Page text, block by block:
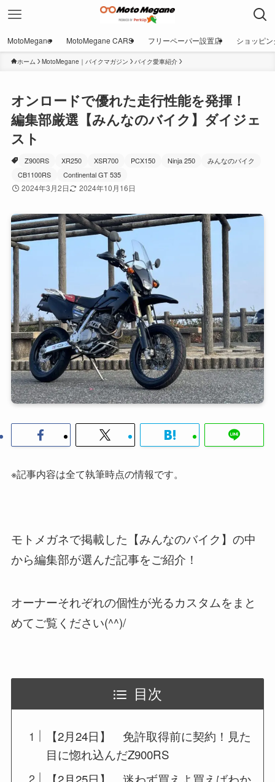
MotoMegane MotoMegane CARS フリーペーパー設置店 ショッピン
ホーム MotoMegane｜バイクマガジン バイク愛車紹介
オンロードで優れた走行性能を発揮！
編集部厳選【みんなのバイク】ダイジェ
スト
Z900RS XR250 XSR700 PCX150 Ninja 250
みんなのバイク
CB1100RS
Continental GT 535
2024年3月2日 2024年10月16日
※記事内容は全て執筆時点の情報です。
モトメガネで掲載した【みんなのバイク】の中
から編集部が選んだ記事をご紹介！
オーナーそれぞれの個性が光るカスタムをまと
めてご覧ください(^^)/
目次
【2月24日】 免許取得前に契約！見た
目に惚れ込んだZ900RS
【2月25日】 迷わず買えよ買えばわか